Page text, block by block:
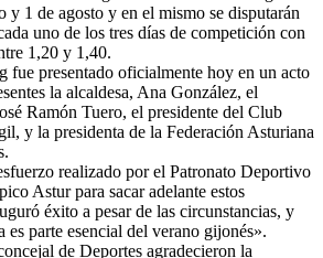
y 1 de agosto y en el mismo se disputarán
uno de los tres días de competición con
1,20 y 1,40.
fue presentado oficialmente hoy en un acto
la alcaldesa, Ana González, el
Ramón Tuero, el presidente del Club
y la presidenta de la Federación Asturiana
realizado por el Patronato Deportivo
Astur para sacar adelante estos
éxito a pesar de las circunstancias, y
parte esencial del verano gijonés».
de Deportes agradecieron la